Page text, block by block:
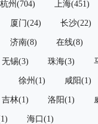
杭州(704) 上海(451)
厦门(24) 长沙(22)
济南(8) 在线(8)
无锡(3) 珠海(3)
徐州(1) 咸阳(1)
吉林(1) 洛阳(1)
海口(1)